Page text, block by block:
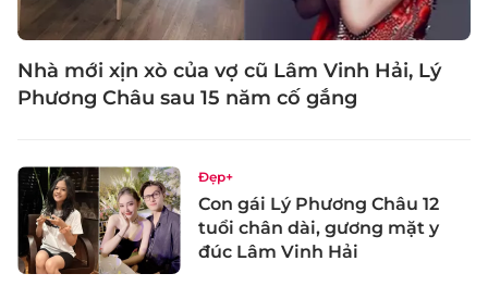
Nhà mới xịn xò của vợ cũ Lâm Vinh Hải, Lý
Phương Châu sau 15 năm cố gắng
Đẹp+
Con gái Lý Phương Châu 12
tuổi chân dài, gương mặt y
đúc Lâm Vinh Hải